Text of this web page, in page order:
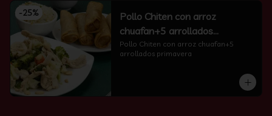
-25%
Pollo Chiten con arroz
chuafan+5 arrollados
primavera
Pollo Chiten con arroz chuafan+5
arrollados primavera